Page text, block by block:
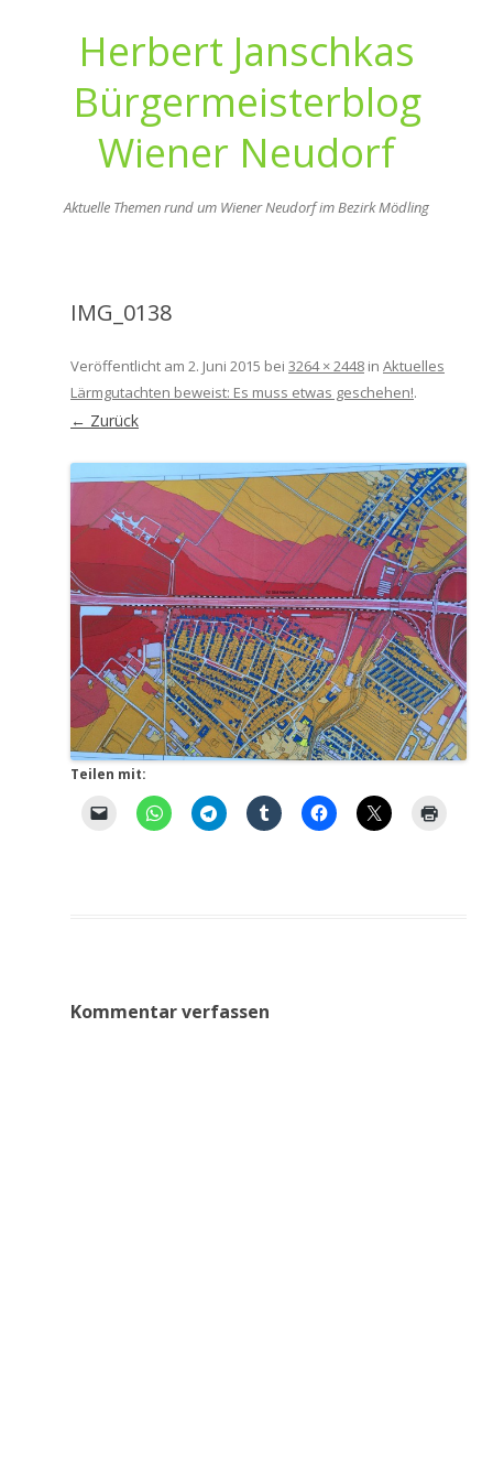
Herbert Janschkas
Bürgermeisterblog
Wiener Neudorf
Aktuelle Themen rund um Wiener Neudorf im Bezirk Mödling
IMG_0138
Veröffentlicht am 2. Juni 2015 bei 3264 × 2448 in Aktuelles
Lärmgutachten beweist: Es muss etwas geschehen!.
← Zurück
Teilen mit:
Kommentar verfassen